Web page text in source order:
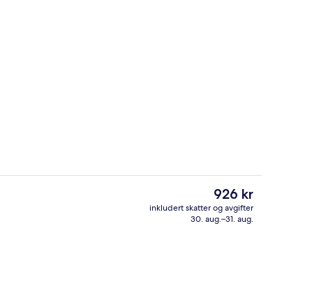
Inn-/utsjekkingsautomat
Den
nåværende
prisen
926 kr
inkludert skatter og avgifter
30. aug.–31. aug.